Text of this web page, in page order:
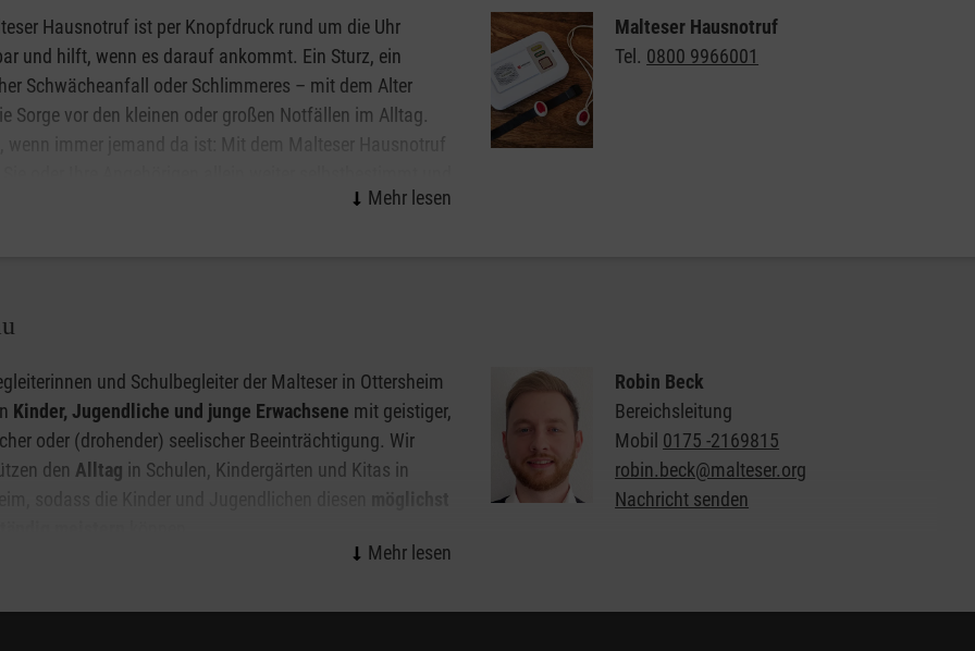
Malteser Sie gerne auch bei derAntragstellung auf
.
und sorgen so ganz unkompliziert für Ihre Mobilität.
Hausnotruf ist per Knopfdruck rund um die Uhr
und hilft, wenn es darauf ankommt. Ein Sturz, ein
Schwächeanfall oder Schlimmeres – mit dem Alter
Sorge vor den kleinen oder großen Notfällen im Alltag.
wenn immer jemand da ist: Mit dem Malteser Hausnotruf
zu Hause in Ottersheim bei Landau leben. Das kleine,
und erhalten weitere Informationen zum Malteser
Malteser Hausnotruf
Tel. 0800 9966001
und Schulbegleiter der Malteser in Ottersheim
Kinder, Jugendliche und junge Erwachsene mit geistiger,
oder (drohender) seelischer Beeinträchtigung. Wir
den Alltag in Schulen, Kindergärten und Kitas in
den Vorgaben der Kostenträger.
Robin Beck
Bereichsleitung
Mobil 0175 -2169815
robin.beck@malteser.org
Nachricht senden